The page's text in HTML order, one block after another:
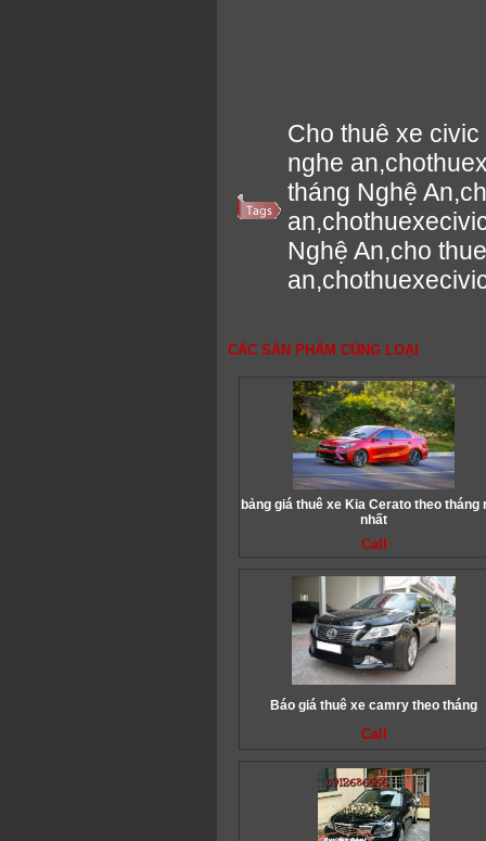
Cho thuê xe
nghe
tháng Nghệ
Nghệ An,cho
CÁC SẢN PHẨM CÙNG LOẠI
bảng giá thuê xe Kia Cerato theo tháng
nhất
Call
Báo giá thuê xe camry theo tháng
Call